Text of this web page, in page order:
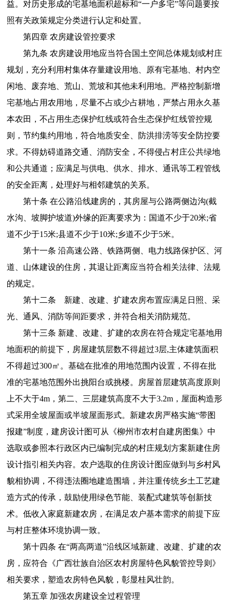
益。对历史形成的宅基地面积超标和“一户多宅”等问题要按
照有关政策规定分类进行认定和处置。
第四章 农房建设管控要求
第九条 农房建设用地应当符合国土空间总体规划或村庄
规划，充分利用村集体存量建设用地、原有宅基地、村内空
闲地、废弃地、荒山、荒坡和其他未利用地。严格控制新增
宅基地占用农用地，尽量不占或少占耕地，严禁占用永久基
本农田，不占用生态保护红线或符合生态保护红线管控规
则，节约集约用地，符合地质安全、防洪排涝等安全防控要
求。不得妨碍道路交通、消防安全，不得侵占村庄公共绿地
和公共通道；应满足与供电、供水、排水、通讯等工程管线
的安全距离，处理好与相邻建筑的关系。
第十条 在公路沿线建房的，其房屋与公路两侧边沟(截
水沟、坡脚护坡道)外缘的距离要求为：国道不少于20米;省
道不少于15米;县道不少于10米;乡道不少于5米。
第十一条 沿高速公路、铁路两侧、电力线路保护区、河
道、山体建设的住房，其退让距离应当符合相关法律、法规
的规定。
第十二条 新建、改建、扩建农房布置应满足日照、采
光、通风、消防等间距要求，并符合相关消防规范。
第十三条 新建、改建、扩建的农房在符合规定宅基地用
地面积的前提下，房屋建筑层数不得超过3层,主体建筑面积
不得超过300㎡。基础在批准的用地范围内设置，不得在批
准的宅基地范围外出挑阳台或挑楼。房屋首层建筑高度原则
上不大于4m，第二、三层建筑高度不大于3.2m，屋面构造形
式采用全坡屋面或半坡屋面形式。新建农房严格实施“带图
报建”制度，建房设计图可从《柳州市农村自建房图集》中
选取或参照本行政区内已编制完成的村庄规划方案新建住房
设计指引相关内容。农户选取的住房设计图应做到与乡村风
貌相协调，不得违法圈地建造围墙，并注重传统乡土工艺建
造方式的传承，鼓励使用绿色节能、装配式建筑等创新技
术。低收入家庭新建农房，在满足农户基本需求的前提下应
与村庄整体环境协调一致。
第十四条 在“两高两道”沿线区域新建、改建、扩建的农
房，应符合《广西壮族自治区农村房屋特色风貌管控导则》
相关要求，塑造农房特色风貌，彰显桂风壮韵。
第五章 加强农房建设全过程管理